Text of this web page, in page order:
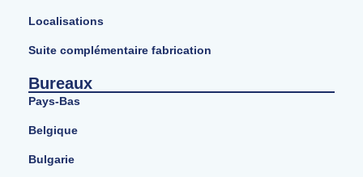
Localisations
Suite complémentaire fabrication
Bureaux
Pays-Bas
Belgique
Bulgarie